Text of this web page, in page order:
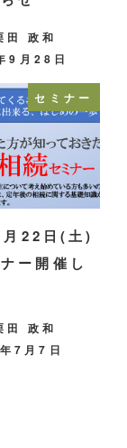
田 政和
9月28日
セミナー
22日(土)
ー開催し
田 政和
7月7日